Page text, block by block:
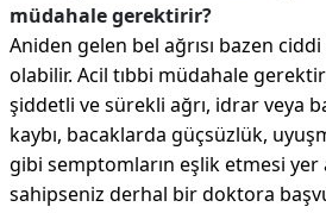
müdahale gerektirir?
Aniden gelen bel ağrısı bazen
olabilir. Acil tıbbi müdahale
şiddetli ve sürekli ağrı, idrar veya
kaybı, bacaklarda güçsüzlük,
gibi semptomların eşlik etmesi yer
sahipseniz derhal bir doktora